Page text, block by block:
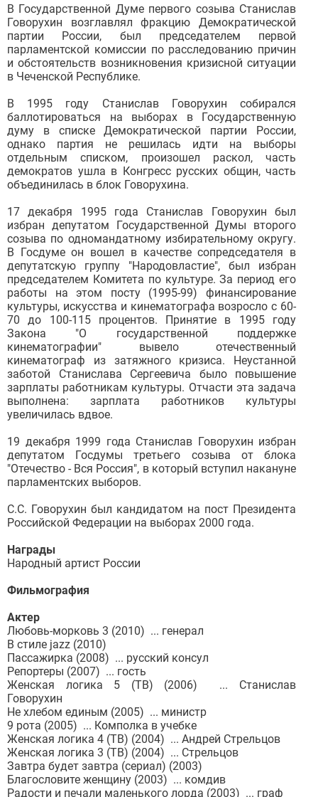
В Государственной Думе первого созыва Станислав
Говорухин возглавлял фракцию Демократической
партии России, был председателем первой
парламентской комиссии по расследованию причин
и обстоятельств возникновения кризисной ситуации
в Чеченской Республике.
В 1995 году Станислав Говорухин собирался
баллотироваться на выборах в Государственную
думу в списке Демократической партии России,
однако партия не решилась идти на выборы
отдельным списком, произошел раскол, часть
демократов ушла в Конгресс русских общин, часть
объединилась в блок Говорухина.
17 декабря 1995 года Станислав Говорухин был
избран депутатом Государственной Думы второго
созыва по одномандатному избирательному округу.
В Госдуме он вошел в качестве сопредседателя в
депутатскую группу "Народовластие", был избран
председателем Комитета по культуре. За период его
работы на этом посту (1995-99) финансирование
культуры, искусства и кинематографа возросло с 60-
70 до 100-115 процентов. Принятие в 1995 году
Закона "О государственной поддержке
кинематографии" вывело отечественный
кинематограф из затяжного кризиса. Неустанной
заботой Станислава Сергеевича было повышение
зарплаты работникам культуры. Отчасти эта задача
выполнена: зарплата работников культуры
увеличилась вдвое.
19 декабря 1999 года Станислав Говорухин избран
депутатом Госдумы третьего созыва от блока
"Отечество - Вся Россия", в который вступил накануне
парламентских выборов.
С.С. Говорухин был кандидатом на пост Президента
Российской Федерации на выборах 2000 года.
Награды
Народный артист России
Фильмография
Актер
Любовь-морковь 3 (2010) ... генерал
В стиле jazz (2010)
Пассажирка (2008) ... русский консул
Репортеры (2007) ... гость
Женская логика 5 (ТВ) (2006) ... Станислав
Говорухин
Не хлебом единым (2005) ... министр
9 рота (2005) ... Комполка в учебке
Женская логика 4 (ТВ) (2004) ... Андрей Стрельцов
Женская логика 3 (ТВ) (2004) ... Стрельцов
Завтра будет завтра (сериал) (2003)
Благословите женщину (2003) ... комдив
Радости и печали маленького лорда (2003) ... граф